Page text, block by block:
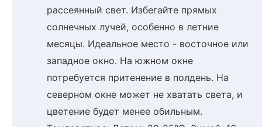
рассеянный свет. Избегайте прямых
солнечных лучей, особенно в летние
месяцы. Идеальное место - восточное или
западное окно. На южном окне
потребуется притенение в полдень. На
северном окне может не хватать света, и
цветение будет менее обильным.